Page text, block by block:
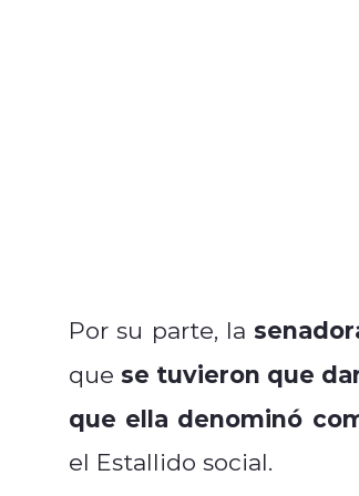
Por su parte, la
que se tuvieron que
que ella denominó
el Estallido social.